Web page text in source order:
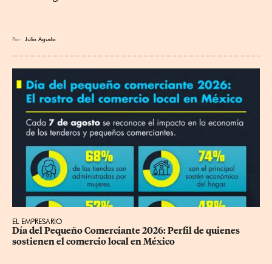
Por Julio Agudo
EL EMPRESARIO
Día del Pequeño Comerciante 2026: Perfil de quienes
sostienen el comercio local en México